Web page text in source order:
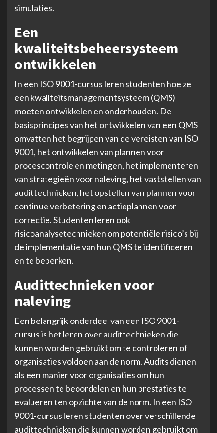
simulaties.
Een
kwaliteitsbeheersysteem
ontwikkelen
In een ISO 9001-cursus leren studenten hoe ze
een kwaliteitsmanagementsysteem (QMS)
moeten ontwikkelen en onderhouden. De
basisprincipes van het ontwikkelen van een QMS
omvatten het begrijpen van de vereisten van ISO
9001, het ontwikkelen van plannen voor
procescontrole en metingen, het implementeren
van strategieën voor naleving, het vaststellen van
audittechnieken, het opstellen van plannen voor
continue verbetering en actieplannen voor
correctie. Studenten leren ook
risicoanalysetechnieken om potentiële risico’s bij
de implementatie van hun QMS te identificeren
en te beperken.
Audittechnieken voor
naleving
Een belangrijk onderdeel van een ISO 9001-
cursus is het leren over audittechnieken die
kunnen worden gebruikt om te controleren of
organisaties voldoen aan de norm. Audits dienen
als een manier voor organisaties om hun
processen te beoordelen en hun prestaties te
evalueren ten opzichte van de norm. In een ISO
9001-cursus leren studenten over verschillende
audittechnieken die kunnen worden gebruikt om